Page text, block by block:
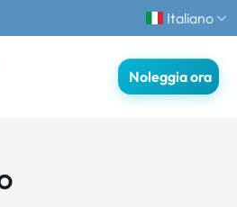
Italiano
Noleggia ora